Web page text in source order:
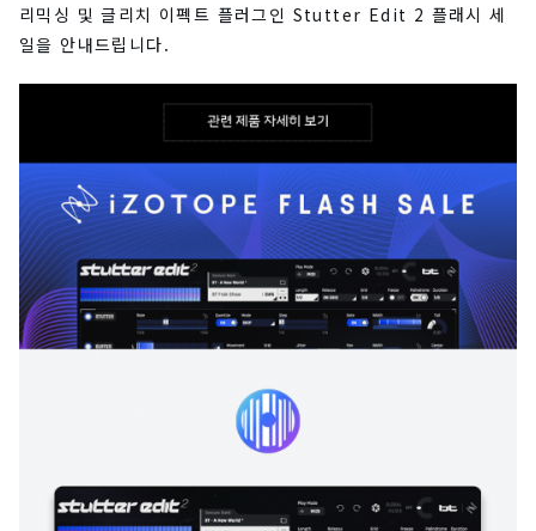
리믹싱 및 글리치 이펙트 플러그인 Stutter Edit 2 플래시 세
일을 안내드립니다.